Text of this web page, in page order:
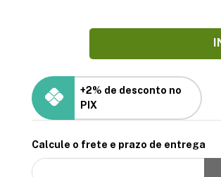
+2% de desconto no
PIX
Calcule o frete e prazo de entrega